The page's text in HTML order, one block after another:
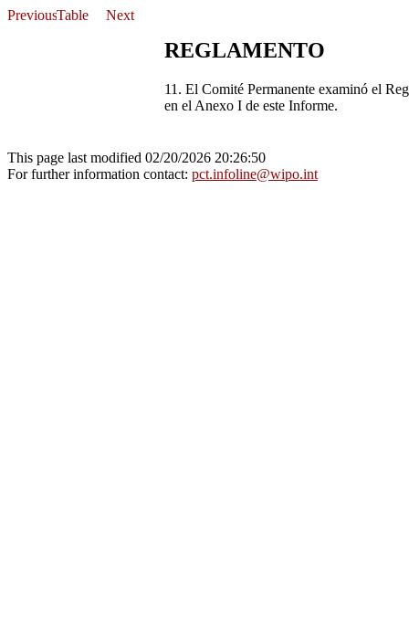
REGLAMENTO
11. El Comité Permanente examinó el
en el Anexo I de este Informe.
This page last modified 02/20/2026 20:26:50
For further information contact: pct.infoline@wipo.int